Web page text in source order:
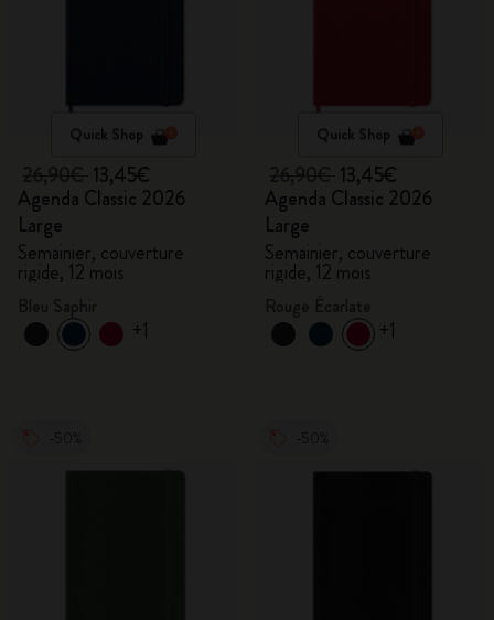
Quick Shop
13,45€
Agenda Classic 2026
Large
Semainier, couverture
rigide, 12 mois
+1
Quick Shop
13,45€
Agenda Classic 2026
Large
Semainier, couverture
rigide, 12 mois
+1